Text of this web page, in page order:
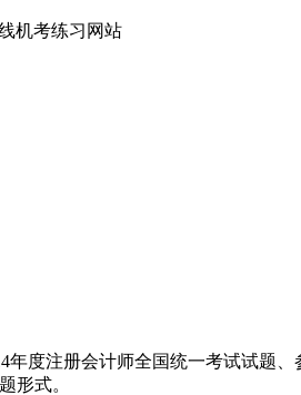
机考练习网站
度注册会计师全国统一考试试题
形式。